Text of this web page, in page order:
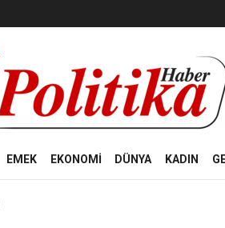
EMEK EKONOMİ DÜNYA KADIN